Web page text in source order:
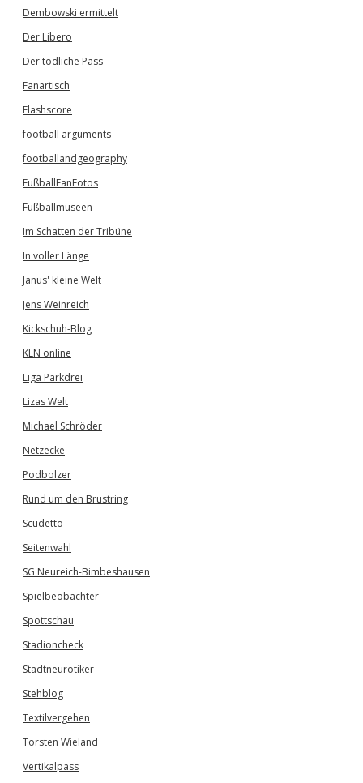
Dembowski ermittelt
Der Libero
Der tödliche Pass
Fanartisch
Flashscore
football arguments
footballandgeography
FußballFanFotos
Fußballmuseen
Im Schatten der Tribüne
In voller Länge
Janus' kleine Welt
Jens Weinreich
Kickschuh-Blog
KLN online
Liga Parkdrei
Lizas Welt
Michael Schröder
Netzecke
Podbolzer
Rund um den Brustring
Scudetto
Seitenwahl
SG Neureich-Bimbeshausen
Spielbeobachter
Spottschau
Stadioncheck
Stadtneurotiker
Stehblog
Textilvergehen
Torsten Wieland
Vertikalpass